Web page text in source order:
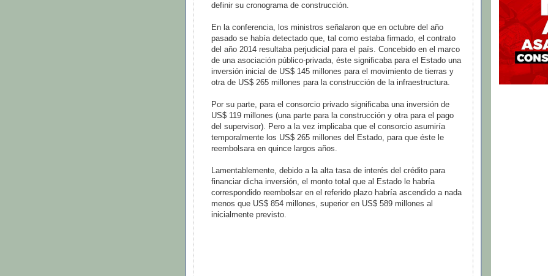
definir su cronograma de construcción.
En la conferencia, los ministros señalaron que en octubre del año
pasado se había detectado que, tal como estaba firmado, el contrato
del año 2014 resultaba perjudicial para el país. Concebido en el marco
de una asociación público-privada, éste significaba para el Estado una
inversión inicial de US$ 145 millones para el movimiento de tierras y
otra de US$ 265 millones para la construcción de la infraestructura.
Por su parte, para el consorcio privado significaba una inversión de
US$ 119 millones (una parte para la construcción y otra para el pago
del supervisor). Pero a la vez implicaba que el consorcio asumiría
temporalmente los US$ 265 millones del Estado, para que éste le
reembolsara en quince largos años.
Lamentablemente, debido a la alta tasa de interés del crédito para
financiar dicha inversión, el monto total que al Estado le habría
correspondido reembolsar en el referido plazo habría ascendido a nada
menos que US$ 854 millones, superior en US$ 589 millones al
inicialmente previsto.